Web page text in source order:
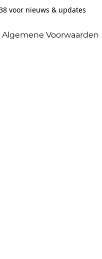
voor nieuws & updates
Algemene Voorwaarden